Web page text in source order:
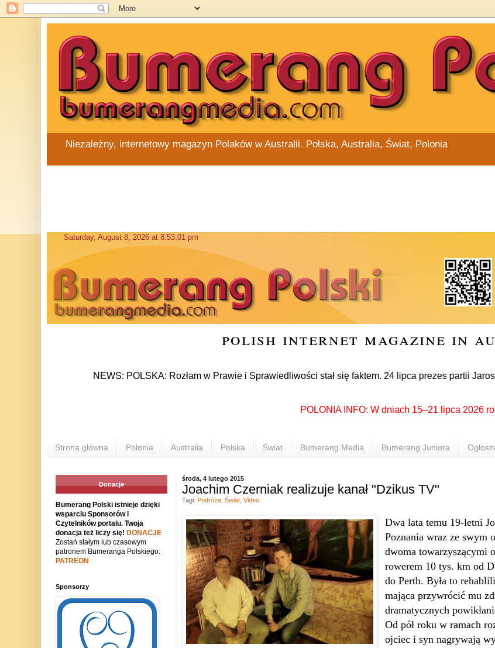
Niezależny, internetowy magazyn Polaków w Australii. Polska, Australia, Świat, Polonia
polish internet magazine in
NEWS: POLSKA: Rozłam w Prawie i Sprawiedliwości stał się faktem. 24 lipca prezes partii
POLONIA INFO: W dniach 15–21 lipca 2026
Strona główna Polonia Australia Polska Świat Bumerang Media Bumerang Juniora
środa, 4 lutego 2015
Joachim Czerniak realizuje kanał "Dzikus TV"
Dwa lata temu 19-letni
Poznania wraz ze swym
dwoma towarzyszącymi
rowerem 10 tys. km od
do Perth. Była to
mająca przywrócić mu
dramatycznych
Od pół roku w ramach
ojciec i syn nagrywają
Tagi: Podróże, Świat, Video
Donacje
Bumerang Polski istnieje dzięki
wsparciu Sponsorów i
Czytelników portalu. Twoja
donacja też liczy się! DONACJE
Zostań stałym lub czasowym
patronem Bumeranga Polskiego:
PATREON
Sponsorzy